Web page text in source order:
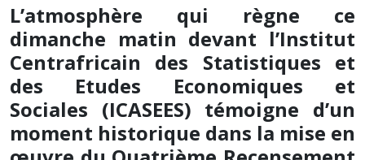
L’atmosphère qui règne ce
dimanche matin devant l’Institut
Centrafricain des Statistiques et
des Etudes Economiques et
Sociales (ICASEES) témoigne d’un
moment historique dans la mise en